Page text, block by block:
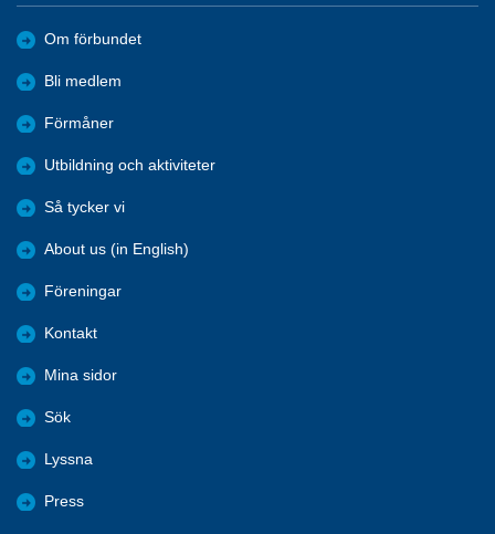
Om förbundet
Bli medlem
Förmåner
Utbildning och aktiviteter
Så tycker vi
About us (in English)
Föreningar
Kontakt
Mina sidor
Sök
Lyssna
Press